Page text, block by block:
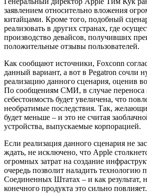
заявлением относительно вложения
китайцами. Кроме того, подобный
реализовать в других странах, где
производство девайсов, получивших
положительные отзывы пользователей.
Как сообщают источники, Foxconn
данный вариант, а вот в Pegatron сочли
реализацию данного сценария, оценив
По сообщениям СМИ, в случае переноса
себестоимость будет увеличена, что
необратимые последствия. Так,
будет меньше – и это не считая
устройства, выпускаемые корпорацией.
Если реализация данного сценария не
ждать, не исключено, что Apple
огромных затрат на создание
очередь позволит наладить технологию
Соединенных Штатах – и как результат,
конечного продукта это сильно повлияет.